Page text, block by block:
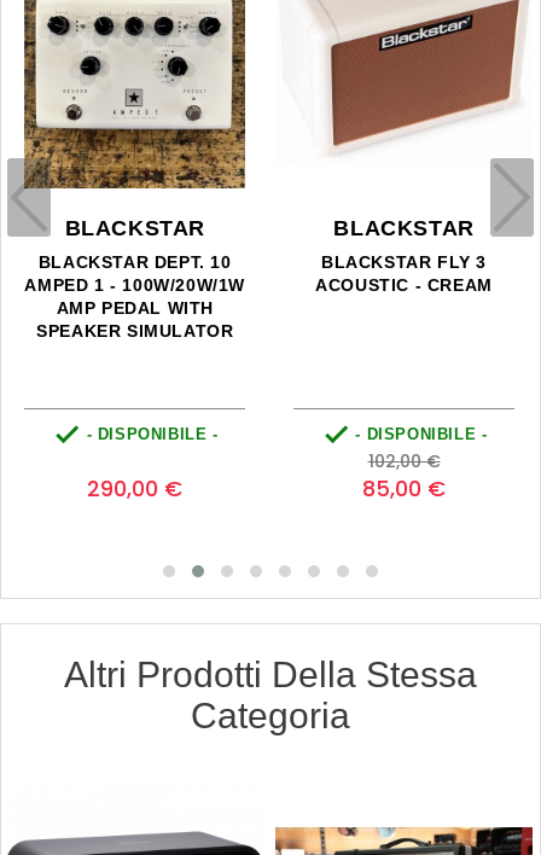
BLACKSTAR
BLACKSTAR DEPT. 10
AMPED 1 - 100W/20W/1W
AMP PEDAL WITH
SPEAKER SIMULATOR
 - DISPONIBILE -
290,00 €
BLACKSTAR
BLACKSTAR FLY 3
ACOUSTIC - CREAM
 - DISPONIBILE -
Prezzo
base
102,00 €Prezzo
85,00 €
Altri Prodotti Della Stessa
Categoria